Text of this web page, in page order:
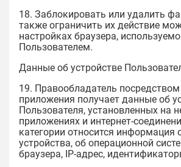
18. Заблокировать или удалить
также ограничить их действие
настройках браузера,
Пользователем.
Данные об устройстве
19. Правообладатель
приложения получает данные об
Пользователя, установленных на
приложениях и интернет-
категории относится информация
устройства, об операционной
браузера, IP-адрес,